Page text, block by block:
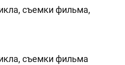
съемки фильма,
съемки фильма